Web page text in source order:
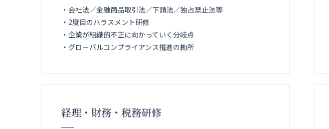
・会社法／金融商品取引法／下請法／独占禁止法等
・2度目のハラスメント研修
・企業が組織的不正に向かっていく分岐点
・グローバルコンプライアンス推進の勘所
経理・財務・税務研修